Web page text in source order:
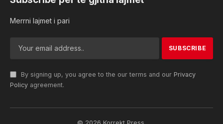
Merrni lajmet i pari
By signing up, you agree to the our terms and our Privacy
Policy agreement.
© 2026 Korrekt Press.